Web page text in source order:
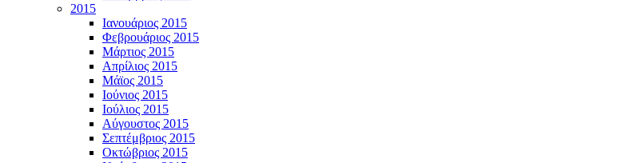
2015
Ιανουάριος 2015
Φεβρουάριος 2015
Μάρτιος 2015
Απρίλιος 2015
Μάϊος 2015
Ιούνιος 2015
Ιούλιος 2015
Αύγουστος 2015
Σεπτέμβριος 2015
Οκτώβριος 2015